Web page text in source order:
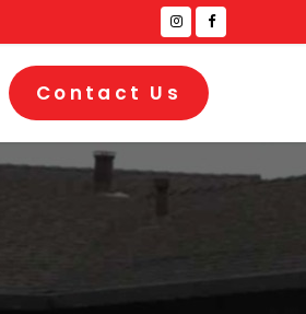
Contact Us